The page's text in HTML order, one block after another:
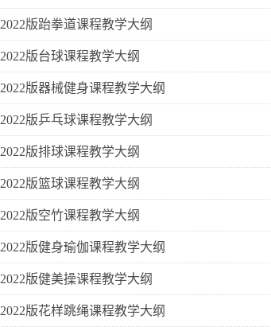
2022版跆拳道课程教学大纲
2022版台球课程教学大纲
2022版器械健身课程教学大纲
2022版乒乓球课程教学大纲
2022版排球课程教学大纲
2022版篮球课程教学大纲
2022版空竹课程教学大纲
2022版健身瑜伽课程教学大纲
2022版健美操课程教学大纲
2022版花样跳绳课程教学大纲